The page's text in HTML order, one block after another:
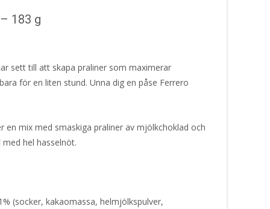
183 g
sett till att skapa praliner som maximerar
för en liten stund. Unna dig en påse Ferrero
en mix med smaskiga praliner av mjölkchoklad och
hel hasselnöt.
(socker, kakaomassa, helmjölkspulver,